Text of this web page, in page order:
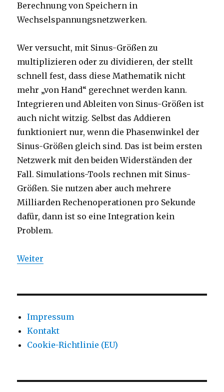
Berechnung von Speichern in
Wechselspannungsnetzwerken.
Wer versucht, mit Sinus-Größen zu
multiplizieren oder zu dividieren, der stellt
schnell fest, dass diese Mathematik nicht
mehr „von Hand“ gerechnet werden kann.
Integrieren und Ableiten von Sinus-Größen ist
auch nicht witzig. Selbst das Addieren
funktioniert nur, wenn die Phasenwinkel der
Sinus-Größen gleich sind. Das ist beim ersten
Netzwerk mit den beiden Widerständen der
Fall. Simulations-Tools rechnen mit Sinus-
Größen. Sie nutzen aber auch mehrere
Milliarden Rechenoperationen pro Sekunde
dafür, dann ist so eine Integration kein
Problem.
Weiter
Impressum
Kontakt
Cookie-Richtlinie (EU)